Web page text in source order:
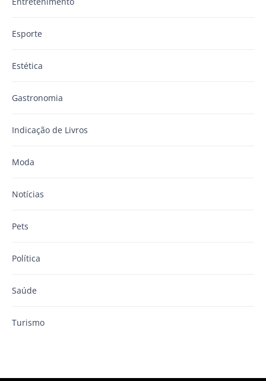
Esporte
Estética
Gastronomia
Indicação de Livros
Moda
Notícias
Pets
Política
Saúde
Turismo